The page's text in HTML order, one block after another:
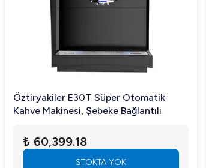
Öztiryakiler E30T Süper Otomatik
Kahve Makinesi, Şebeke Bağlantılı
₺ 60,399.18
STOKTA YOK